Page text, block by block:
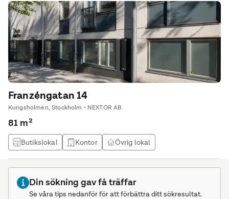
Franzéngatan 14
Kungsholmen, Stockholm • NEXTOR AB
81 m²
Butikslokal Kontor Övrig lokal
Din sökning gav få träffar
Se våra tips nedanför för att förbättra ditt sökresultat.